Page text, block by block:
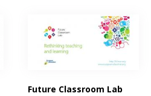
Future Classroom Lab